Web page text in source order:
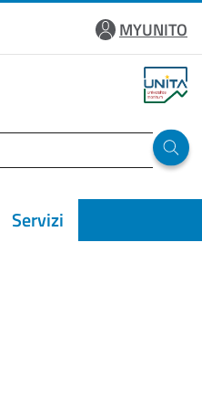
MYUNITO
Run
Servizi